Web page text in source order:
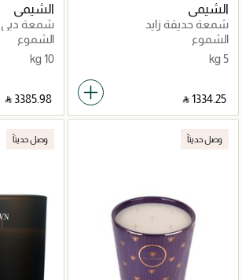
الشيمي
شمعة حديقة زايد
الشموع
5 kg
‎ ⃁ ⁦1334.25⁩ ‎
الشيمي
شمعة دبي
الشموع
10 kg
‎ ⃁ ⁦3385.98⁩ ‎
وصل حديثاً وصل حديثاً